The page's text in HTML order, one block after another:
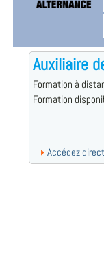
Auxiliaire
Formation à
Formation
Accédez